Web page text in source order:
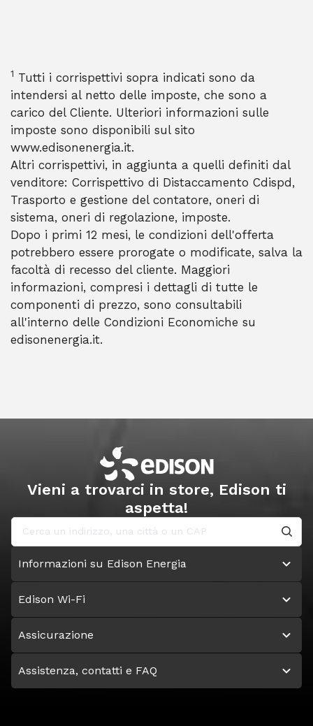
1 Tutti i corrispettivi sopra indicati sono da
intendersi al netto delle imposte, che sono a
carico del Cliente. Ulteriori informazioni sulle
imposte sono disponibili sul sito
www.edisonenergia.it.
Altri corrispettivi, in aggiunta a quelli definiti dal
venditore: Corrispettivo di Distaccamento Cdispd,
Trasporto e gestione del contatore, oneri di
sistema, oneri di regolazione, imposte.
Dopo i primi 12 mesi, le condizioni dell'offerta
potrebbero essere prorogate o modificate, salva la
facoltà di recesso del cliente. Maggiori
informazioni, compresi i dettagli di tutte le
componenti di prezzo, sono consultabili
all'interno delle Condizioni Economiche su
edisonenergia.it.
Vieni a trovarci in store, Edison ti
aspetta!
Informazioni su Edison Energia
Edison Wi-Fi
Assicurazione
Assistenza, contatti e FAQ